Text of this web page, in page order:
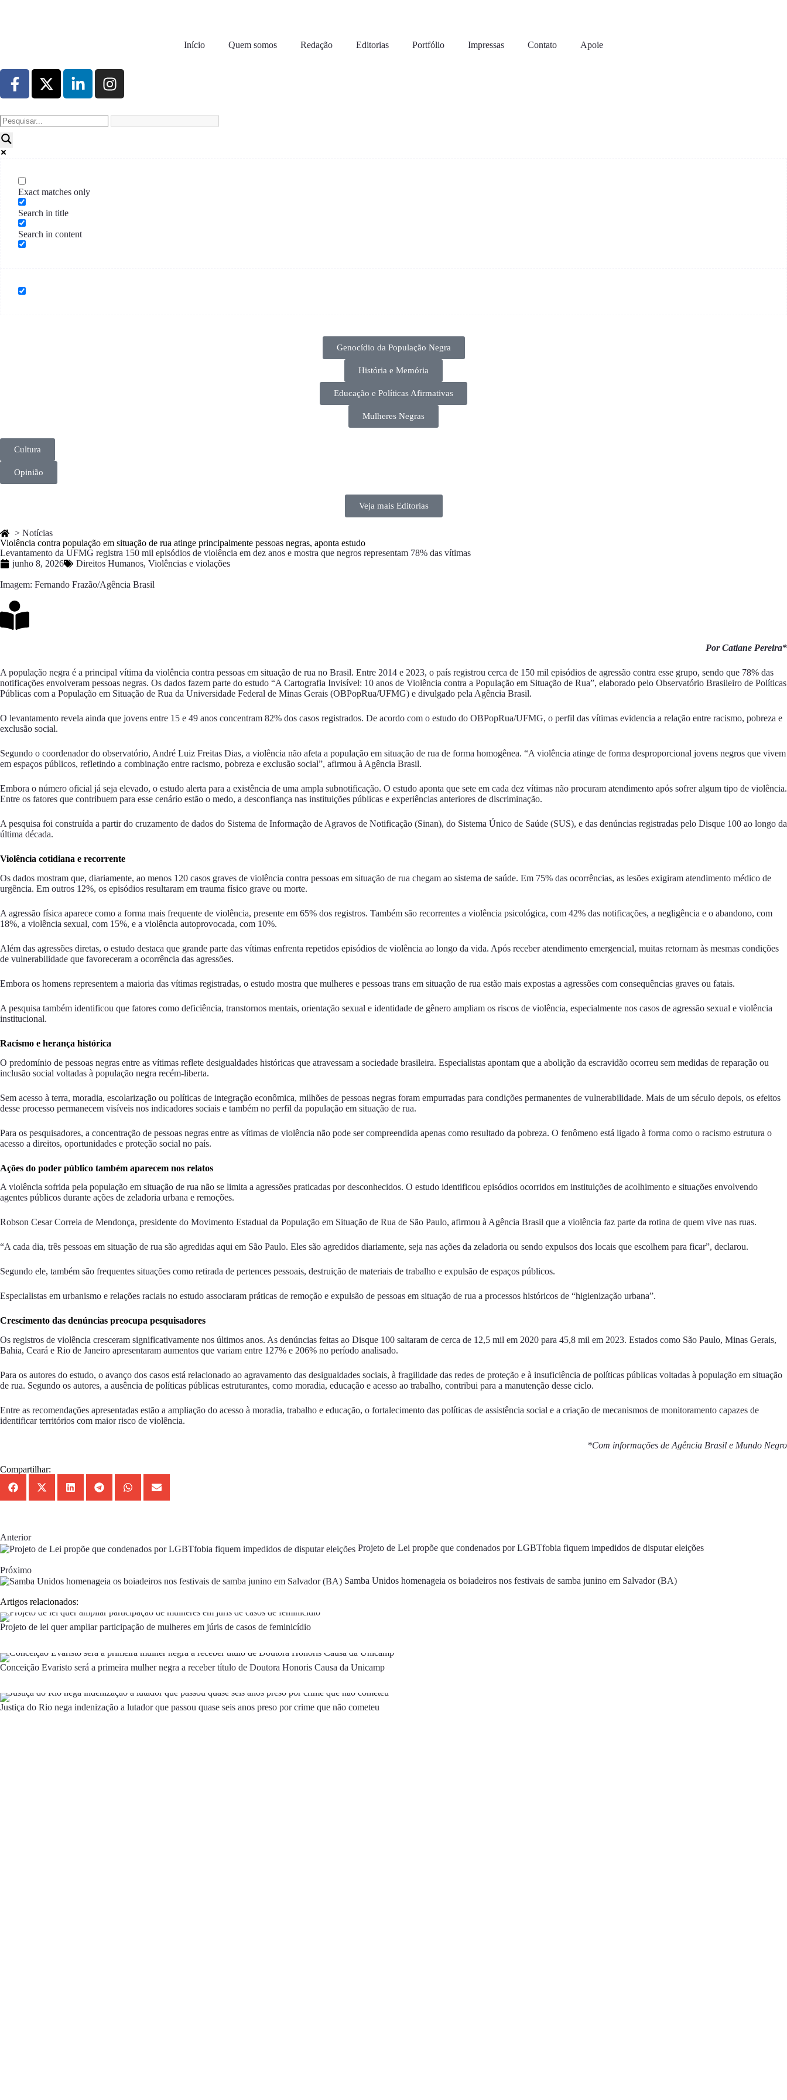
Início Quem somos Redação Editorias Portfólio Impressas Contato Apoie
Exact matches only
Search in title
Search in content
Genocídio da População Negra
História e Memória
Educação e Políticas Afirmativas
Mulheres Negras
Cultura
Opinião
Veja mais Editorias
> Notícias
Violência contra população em situação de rua atinge principalmente pessoas negras, aponta estudo
Levantamento da UFMG registra 150 mil episódios de violência em dez anos e mostra que negros representam 78% das vítimas
junho 8, 2026
Direitos Humanos, Violências e violações
Imagem: Fernando Frazão/Agência Brasil
Por Catiane Pereira*
A população negra é a principal vítima da violência contra pessoas em situação de rua no Brasil. Entre 2014 e 2023, o país registrou cerca de 150 mil episódios de agressão contra esse grupo, sendo que 78% das
notificações envolveram pessoas negras. Os dados fazem parte do estudo “A Cartografia Invisível: 10 anos de Violência contra a População em Situação de Rua”, elaborado pelo Observatório Brasileiro de Políticas
Públicas com a População em Situação de Rua da Universidade Federal de Minas Gerais (OBPopRua/UFMG) e divulgado pela Agência Brasil.
O levantamento revela ainda que jovens entre 15 e 49 anos concentram 82% dos casos registrados. De acordo com o estudo do OBPopRua/UFMG, o perfil das vítimas evidencia a relação entre racismo, pobreza e
exclusão social.
Segundo o coordenador do observatório, André Luiz Freitas Dias, a violência não afeta a população em situação de rua de forma homogênea. “A violência atinge de forma desproporcional jovens negros que vivem
em espaços públicos, refletindo a combinação entre racismo, pobreza e exclusão social”, afirmou à Agência Brasil.
Embora o número oficial já seja elevado, o estudo alerta para a existência de uma ampla subnotificação. O estudo aponta que sete em cada dez vítimas não procuram atendimento após sofrer algum tipo de violência.
Entre os fatores que contribuem para esse cenário estão o medo, a desconfiança nas instituições públicas e experiências anteriores de discriminação.
A pesquisa foi construída a partir do cruzamento de dados do Sistema de Informação de Agravos de Notificação (Sinan), do Sistema Único de Saúde (SUS), e das denúncias registradas pelo Disque 100 ao longo da
última década.
Violência cotidiana e recorrente
Os dados mostram que, diariamente, ao menos 120 casos graves de violência contra pessoas em situação de rua chegam ao sistema de saúde. Em 75% das ocorrências, as lesões exigiram atendimento médico de
urgência. Em outros 12%, os episódios resultaram em trauma físico grave ou morte.
A agressão física aparece como a forma mais frequente de violência, presente em 65% dos registros. Também são recorrentes a violência psicológica, com 42% das notificações, a negligência e o abandono, com
18%, a violência sexual, com 15%, e a violência autoprovocada, com 10%.
Além das agressões diretas, o estudo destaca que grande parte das vítimas enfrenta repetidos episódios de violência ao longo da vida. Após receber atendimento emergencial, muitas retornam às mesmas condições
de vulnerabilidade que favoreceram a ocorrência das agressões.
Embora os homens representem a maioria das vítimas registradas, o estudo mostra que mulheres e pessoas trans em situação de rua estão mais expostas a agressões com consequências graves ou fatais.
A pesquisa também identificou que fatores como deficiência, transtornos mentais, orientação sexual e identidade de gênero ampliam os riscos de violência, especialmente nos casos de agressão sexual e violência
institucional.
Racismo e herança histórica
O predomínio de pessoas negras entre as vítimas reflete desigualdades históricas que atravessam a sociedade brasileira. Especialistas apontam que a abolição da escravidão ocorreu sem medidas de reparação ou
inclusão social voltadas à população negra recém-liberta.
Sem acesso à terra, moradia, escolarização ou políticas de integração econômica, milhões de pessoas negras foram empurradas para condições permanentes de vulnerabilidade. Mais de um século depois, os efeitos
desse processo permanecem visíveis nos indicadores sociais e também no perfil da população em situação de rua.
Para os pesquisadores, a concentração de pessoas negras entre as vítimas de violência não pode ser compreendida apenas como resultado da pobreza. O fenômeno está ligado à forma como o racismo estrutura o
acesso a direitos, oportunidades e proteção social no país.
Ações do poder público também aparecem nos relatos
A violência sofrida pela população em situação de rua não se limita a agressões praticadas por desconhecidos. O estudo identificou episódios ocorridos em instituições de acolhimento e situações envolvendo
agentes públicos durante ações de zeladoria urbana e remoções.
Robson Cesar Correia de Mendonça, presidente do Movimento Estadual da População em Situação de Rua de São Paulo, afirmou à Agência Brasil que a violência faz parte da rotina de quem vive nas ruas.
“A cada dia, três pessoas em situação de rua são agredidas aqui em São Paulo. Eles são agredidos diariamente, seja nas ações da zeladoria ou sendo expulsos dos locais que escolhem para ficar”, declarou.
Segundo ele, também são frequentes situações como retirada de pertences pessoais, destruição de materiais de trabalho e expulsão de espaços públicos.
Especialistas em urbanismo e relações raciais no estudo associaram práticas de remoção e expulsão de pessoas em situação de rua a processos históricos de “higienização urbana”.
Crescimento das denúncias preocupa pesquisadores
Os registros de violência cresceram significativamente nos últimos anos. As denúncias feitas ao Disque 100 saltaram de cerca de 12,5 mil em 2020 para 45,8 mil em 2023. Estados como São Paulo, Minas Gerais,
Bahia, Ceará e Rio de Janeiro apresentaram aumentos que variam entre 127% e 206% no período analisado.
Para os autores do estudo, o avanço dos casos está relacionado ao agravamento das desigualdades sociais, à fragilidade das redes de proteção e à insuficiência de políticas públicas voltadas à população em situação
de rua. Segundo os autores, a ausência de políticas públicas estruturantes, como moradia, educação e acesso ao trabalho, contribui para a manutenção desse ciclo.
Entre as recomendações apresentadas estão a ampliação do acesso à moradia, trabalho e educação, o fortalecimento das políticas de assistência social e a criação de mecanismos de monitoramento capazes de
identificar territórios com maior risco de violência.
*Com informações de Agência Brasil e Mundo Negro
Compartilhar:
Anterior
Projeto de Lei propõe que condenados por LGBTfobia fiquem impedidos de disputar eleições
Próximo
Samba Unidos homenageia os boiadeiros nos festivais de samba junino em Salvador (BA)
Artigos relacionados:
Projeto de lei quer ampliar participação de mulheres em júris de casos de feminicídio
Conceição Evaristo será a primeira mulher negra a receber título de Doutora Honoris Causa da Unicamp
Justiça do Rio nega indenização a lutador que passou quase seis anos preso por crime que não cometeu